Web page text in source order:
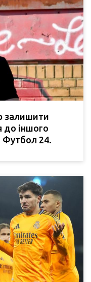
залишити
до іншого
Футбол 24.